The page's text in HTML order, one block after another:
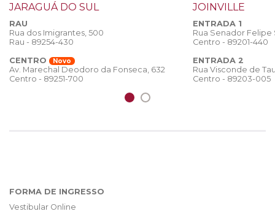
JARAGUÁ DO SUL
RAU
Rua dos Imigrantes, 500
Rau - 89254-430
CENTRO
Novo
Av. Marechal Deodoro da Fonseca, 632
Centro - 89251-700
JOINVILLE
ENTRADA 1
Rua Senador
Centro - 89201-440
ENTRADA 2
Rua Visconde de
Centro - 89203-005
FORMA DE INGRESSO
Vestibular Online